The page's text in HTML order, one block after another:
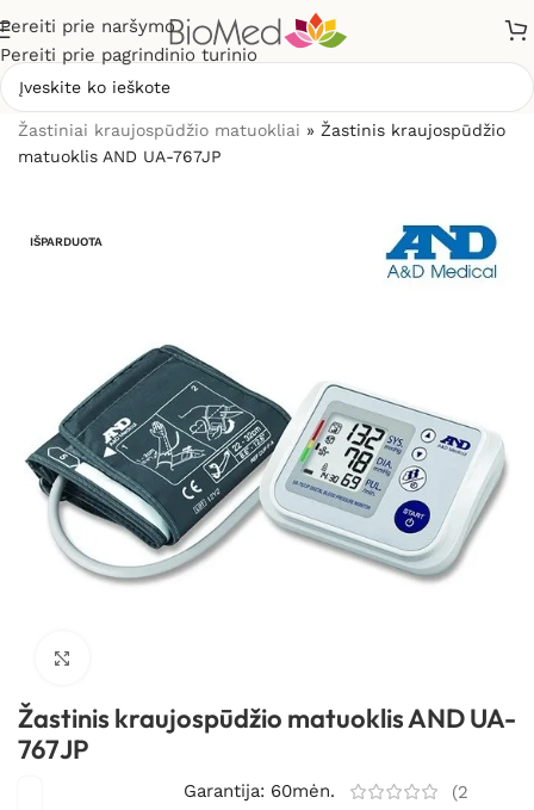
Pereiti prie naršymo
Pereiti prie pagrindinio turinio
Žastiniai kraujospūdžio matuokliai » Žastinis kraujospūdžio
matuoklis AND UA-767JP
IŠPARDUOTA
Žastinis kraujospūdžio matuoklis AND UA-
767JP
Garantija: 60mėn. (2